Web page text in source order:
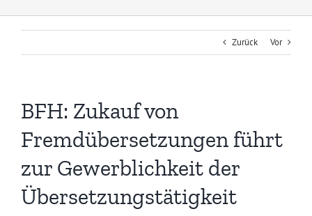
Zurück Vor
BFH: Zukauf von
Fremdübersetzungen führt
zur Gewerblichkeit der
Übersetzungstätigkeit